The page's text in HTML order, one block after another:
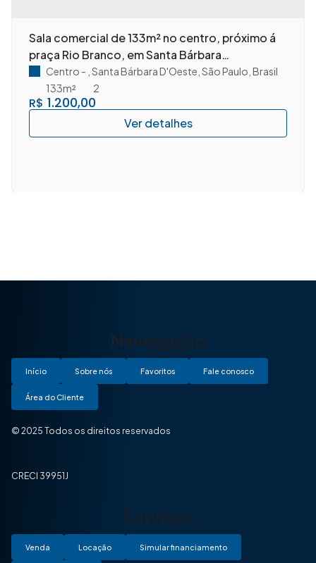
Sala comercial de 133m² no centro, próximo á
praça Rio Branco, em Santa Bárbara
D'Oeste/SP.
R$ 1.200,00
Centro Santa Bárbara D'Oeste São Paulo Brasil
2
133m²
Navegação
Início Sobre nós Favoritos Fale conosco
Área do Cliente
© 2025 Todos os direitos reservados
CRECI 39951J
Serviços
Venda Locação Simular financiamento